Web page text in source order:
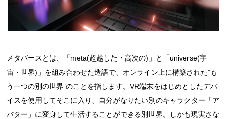
メタバースとは、「meta(超越した・高次の)」と「universe(宇
宙・世界)」を組み合わせた造語で、オンライン上に構築された”も
う一つの別の世界”のことを指します。VR端末をはじめとしたデバ
イスを使用してそこに入り、自分がなりたい別のキャラクター「ア
バター」に変身して生活することができる別世界。しかも現実さな